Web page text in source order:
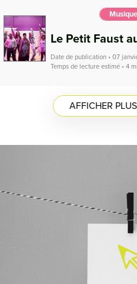
Le Petit Faust
Date de publication • 07
Temps de lecture estimé • 4
AFFICHER